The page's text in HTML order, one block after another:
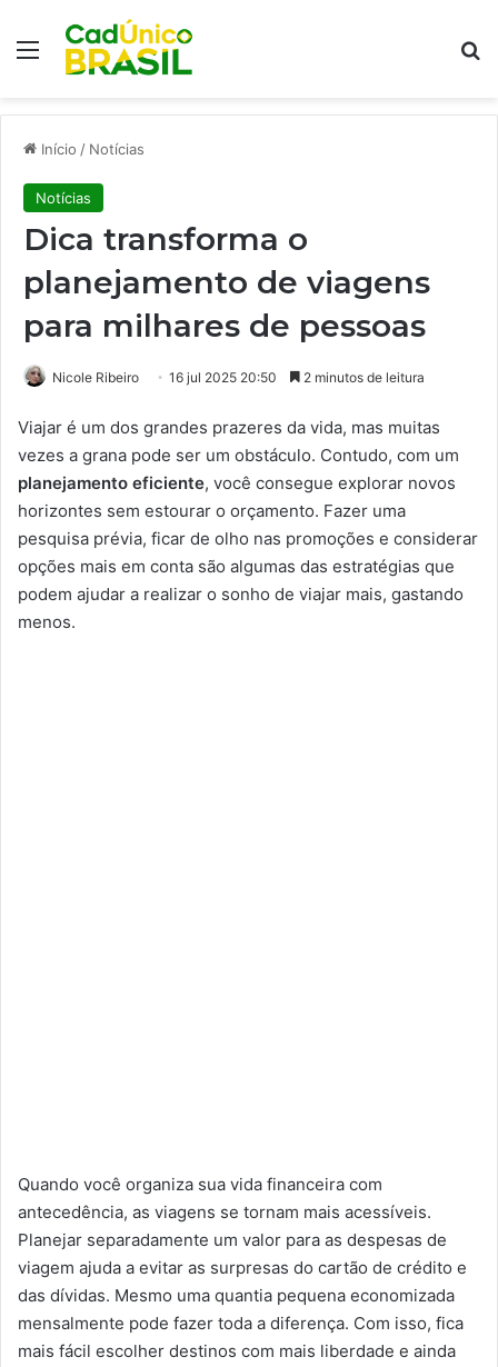
Menu
Início / Notícias
Notícias
Dica transforma o
planejamento de viagens
para milhares de pessoas
Nicole Ribeiro 16 jul 2025 20:50 2 minutos de leitura
Viajar é um dos grandes prazeres da vida, mas muitas
vezes a grana pode ser um obstáculo. Contudo, com um
planejamento eficiente, você consegue explorar novos
horizontes sem estourar o orçamento. Fazer uma
pesquisa prévia, ficar de olho nas promoções e considerar
opções mais em conta são algumas das estratégias que
podem ajudar a realizar o sonho de viajar mais, gastando
menos.
Quando você organiza sua vida financeira com
antecedência, as viagens se tornam mais acessíveis.
Planejar separadamente um valor para as despesas de
viagem ajuda a evitar as surpresas do cartão de crédito e
das dívidas. Mesmo uma quantia pequena economizada
mensalmente pode fazer toda a diferença. Com isso, fica
mais fácil escolher destinos com mais liberdade e ainda